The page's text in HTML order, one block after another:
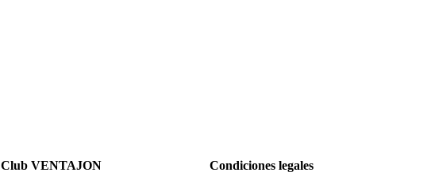
Club VENTAJON
Condiciones legales